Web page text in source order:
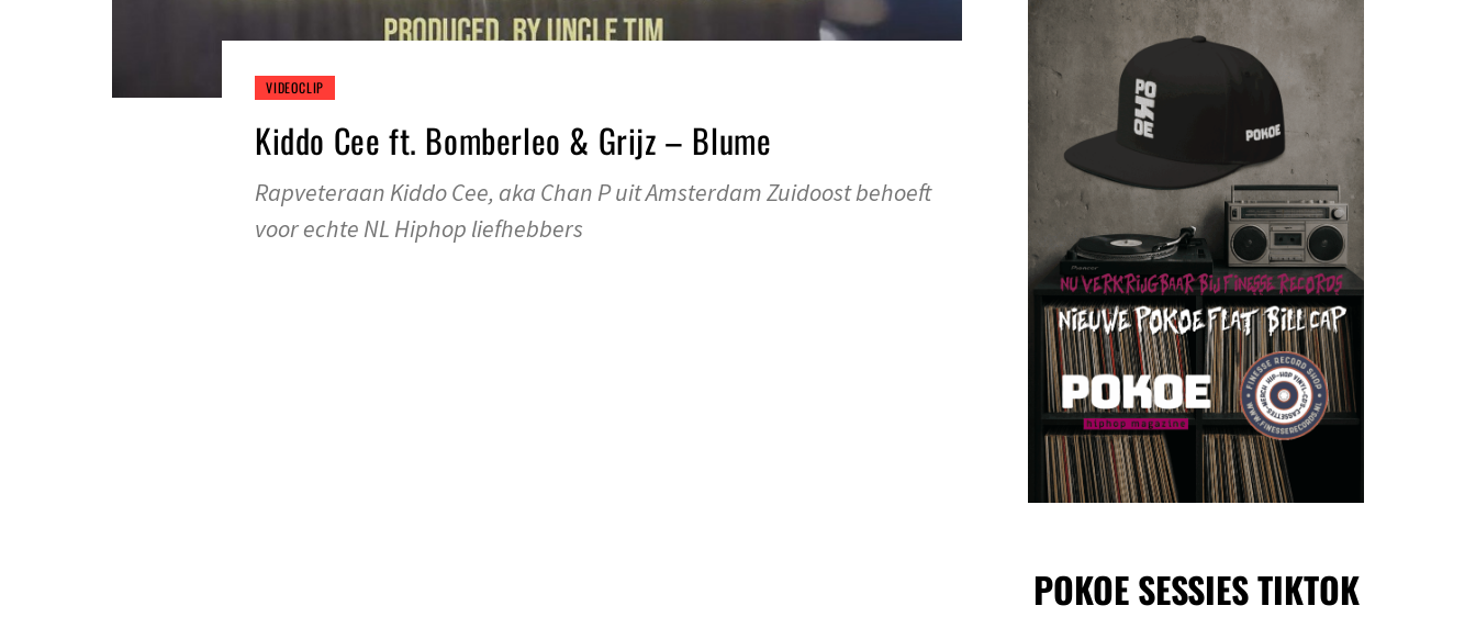
VIDEOCLIP
Kiddo Cee ft. Bomberleo & Grijz – Blume
Rapveteraan Kiddo Cee, aka Chan P uit Amsterdam Zuidoost behoeft
voor echte NL Hiphop liefhebbers
POKOE SESSIES TIKTOK